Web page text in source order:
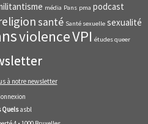
média Pans pma podcast
santé Santé sexuelle sexualité
violenceVPI études queer
à notre newsletter
Quelsasbl